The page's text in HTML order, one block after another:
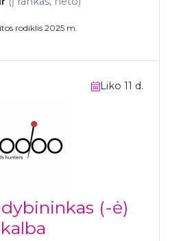
rodiklis 2025 m.
Liko 11 d.
(-ė)